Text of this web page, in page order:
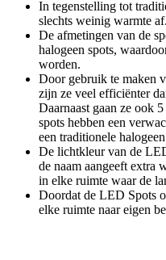
In tegenstelling tot
slechts weinig warmte af.
De afmetingen van de
halogeen spots,
worden.
Door gebruik te maken
zijn ze veel efficiënter
Daarnaast gaan ze ook
spots hebben een
een traditionele
De lichtkleur van de
de naam aangeeft extra
in elke ruimte waar de
Doordat de LED Spots
elke ruimte naar eigen